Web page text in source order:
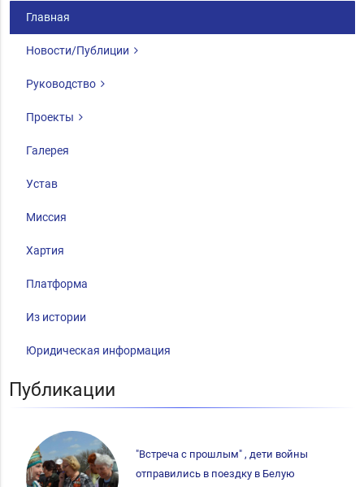
Главная
Новости/Публиции
Руководство
Проекты
Галерея
Устав
Миссия
Хартия
Платформа
Из истории
Юридическая информация
Публикации
"Встреча с прошлым" , дети войны
отправились в поездку в Белую